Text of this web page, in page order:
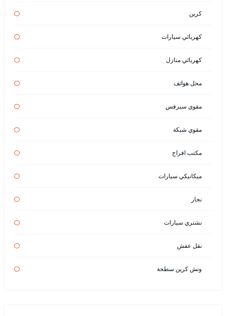
كرين
كهربائي سيارات
كهربائي منازل
محل هواتف
مقوي سيرفس
مقوي شبكة
مكتب افراح
ميكانيكي سيارات
نجار
نشتري سيارات
نقل عفش
ونش كرين سطحة